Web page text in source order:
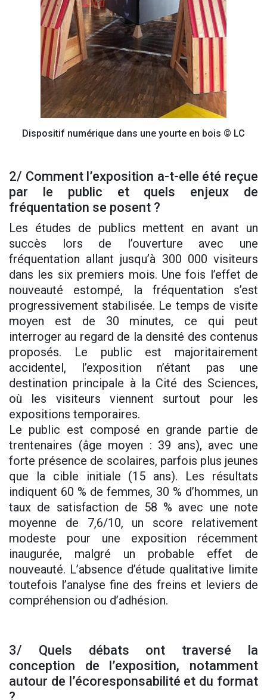
Dispositif numérique dans une yourte en bois © LC
2/ Comment l’exposition a-t-elle été reçue
par le public et quels enjeux de
fréquentation se posent ?
Les études de publics mettent en avant un
succès lors de l’ouverture avec une
fréquentation allant jusqu’à 300 000 visiteurs
dans les six premiers mois. Une fois l’effet de
nouveauté estompé, la fréquentation s’est
progressivement stabilisée. Le temps de visite
moyen est de 30 minutes, ce qui peut
interroger au regard de la densité des contenus
proposés. Le public est majoritairement
accidentel, l’exposition n’étant pas une
destination principale à la Cité des Sciences,
où les visiteurs viennent surtout pour les
expositions temporaires.
Le public est composé en grande partie de
trentenaires (âge moyen : 39 ans), avec une
forte présence de scolaires, parfois plus jeunes
que la cible initiale (15 ans). Les résultats
indiquent 60 % de femmes, 30 % d’hommes, un
taux de satisfaction de 58 % avec une note
moyenne de 7,6/10, un score relativement
modeste pour une exposition récemment
inaugurée, malgré un probable effet de
nouveauté. L’absence d’étude qualitative limite
toutefois l’analyse fine des freins et leviers de
compréhension ou d’adhésion.
3/ Quels débats ont traversé la
conception de l’exposition, notamment
autour de l’écoresponsabilité et du format
?